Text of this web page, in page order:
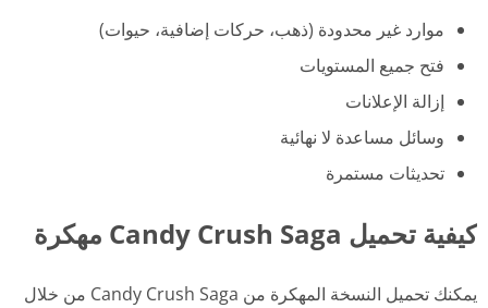
موارد غير محدودة (ذهب، حركات إضافية، حيوات)
فتح جميع المستويات
إزالة الإعلانات
وسائل مساعدة لا نهائية
تحديثات مستمرة
كيفية تحميل Candy Crush Saga مهكرة
يمكنك تحميل النسخة المهكرة من Candy Crush Saga من خلال